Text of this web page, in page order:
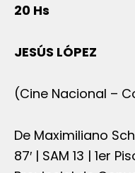
20 Hs
JESÚS LÓPEZ
(Cine Nacional –
De Maximiliano
87′ | SAM 13 | 1er